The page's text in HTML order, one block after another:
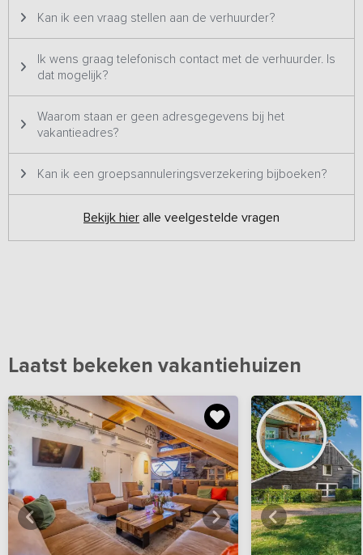
Bijzonderheden:Dit vakantieadres is zowel voor kleine als
grotere groepen geschikt en staat daarom twee keer op ons
platform. Het betreft hetzelfde vakantieadres met dezelfde foto's
Kan ik een vraag stellen aan de verhuurder?
Ik wens graag telefonisch contact met de verhuurder. Is
dat mogelijk?
Waarom staan er geen adresgegevens bij het
vakantieadres?
Kan ik een groepsannuleringsverzekering bijboeken?
Bekijk hier alle veelgestelde vragen
Laatst bekeken vakantiehuizen
Bekijkhieralle foto's Bekijk